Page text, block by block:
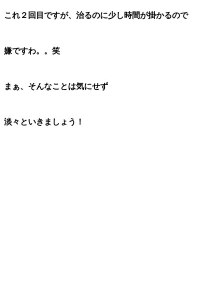
これ２回目ですが、治るのに少し時間が掛かるので
嫌ですわ。。笑
まぁ、そんなことは気にせず
淡々といきましょう！